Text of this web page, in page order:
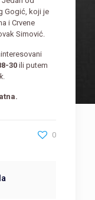
Gogić, koji je
i Crvene
Simović.
30 ili putem
.
0